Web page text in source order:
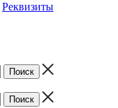
Реквизиты